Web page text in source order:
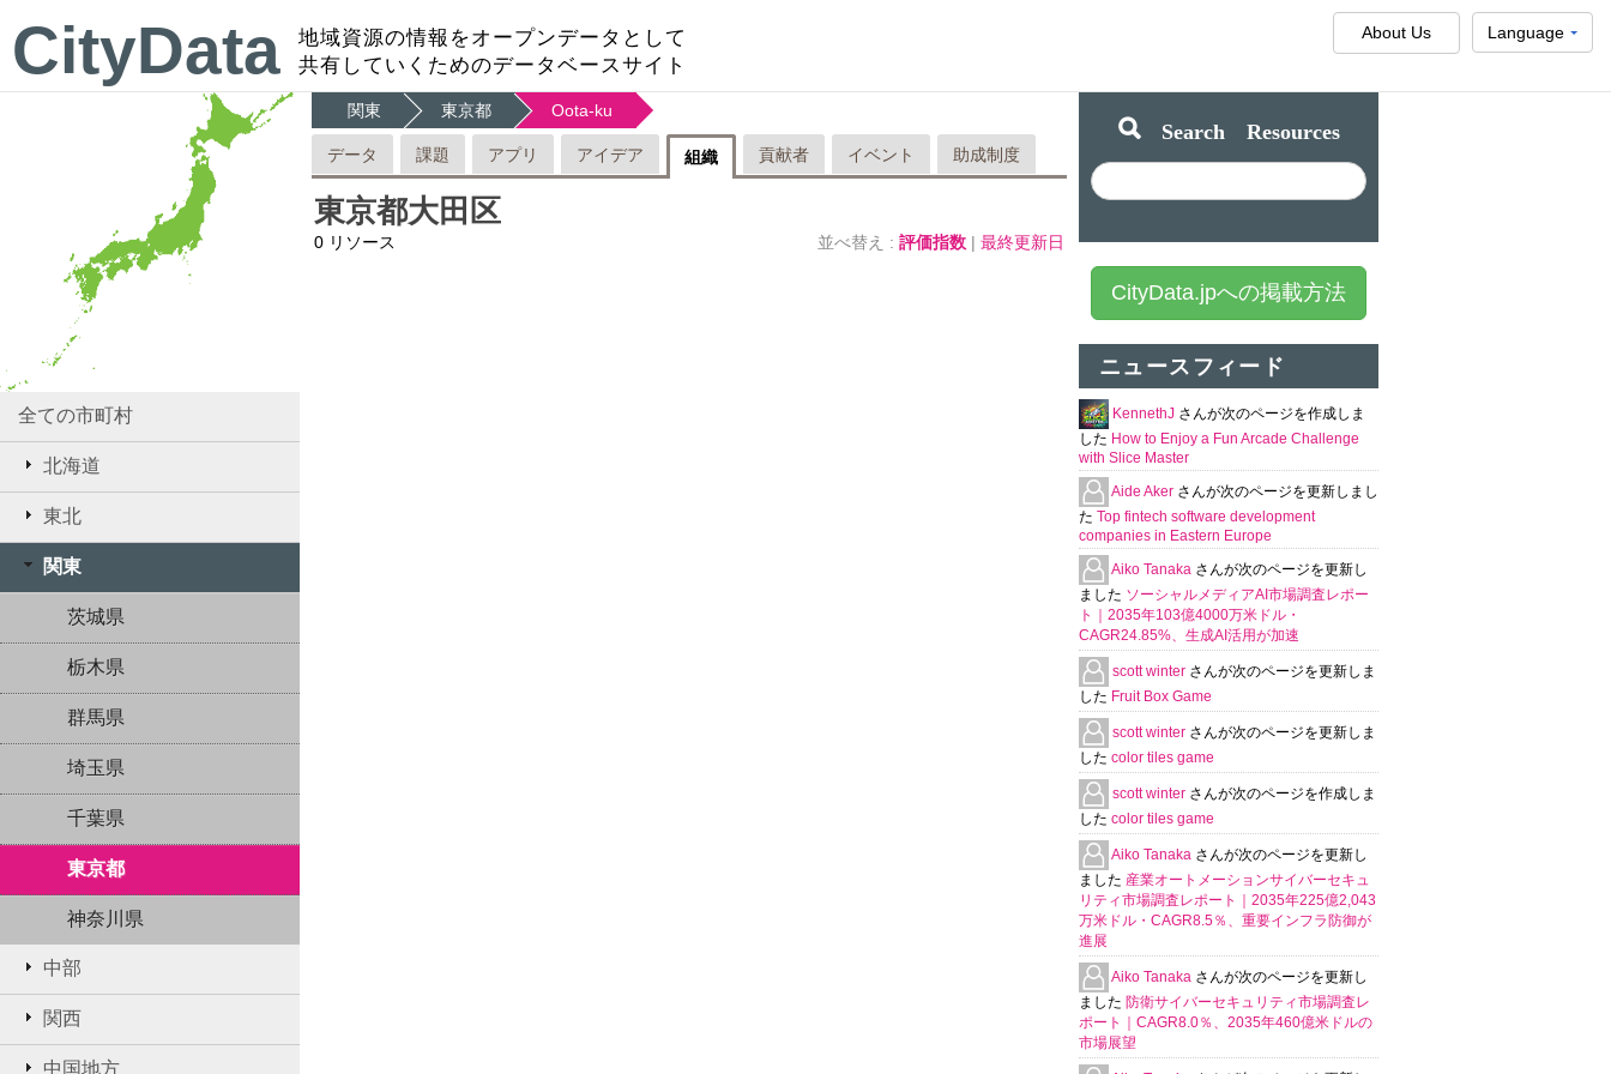
CityData
地域資源の情報をオープンデータとして
共有していくためのデータベースサイト
Language
About Us
全ての市町村
北海道
東北
関東
茨城県
栃木県
群馬県
埼玉県
千葉県
東京都
神奈川県
中部
関西
中国地方
関東 東京都 Oota-ku
データ 課題 アプリ アイデア 組織 貢献者 イベント 助成制度
東京都大田区
0 リソース 並べ替え : 評価指数 | 最終更新日
Search Resources
CityData.jpへの掲載方法
ニュースフィード
KennethJ さんが次のページを作成しま
した How to Enjoy a Fun Arcade Challenge
with Slice Master
Aide Aker さんが次のページを更新しまし
た Top fintech software development
companies in Eastern Europe
Aiko Tanaka さんが次のページを更新し
ました ソーシャルメディアAI市場調査レポー
ト｜2035年103億4000万米ドル・
CAGR24.85%、生成AI活用が加速
scott winter さんが次のページを更新しま
した Fruit Box Game
scott winter さんが次のページを更新しま
した color tiles game
scott winter さんが次のページを作成しま
した color tiles game
Aiko Tanaka さんが次のページを更新し
ました 産業オートメーションサイバーセキュ
リティ市場調査レポート｜2035年225億2,043
万米ドル・CAGR8.5％、重要インフラ防御が
進展
Aiko Tanaka さんが次のページを更新し
ました 防衛サイバーセキュリティ市場調査レ
ポート｜CAGR8.0％、2035年460億米ドルの
市場展望